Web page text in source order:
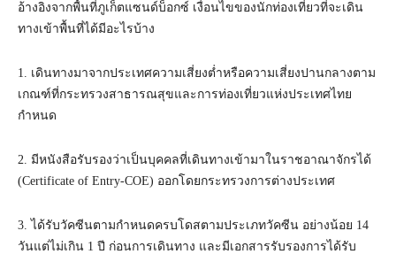
อ้างอิงจากพื้นที่ภูเก็ตแซนด์บ็อกซ์ เงื่อนไขของนักท่องเที่ยวที่จะเดิน
ทางเข้าพื้นที่ได้มีอะไรบ้าง
1. เดินทางมาจากประเทศความเสี่ยงต่ำหรือความเสี่ยงปานกลางตาม
เกณฑ์ที่กระทรวงสาธารณสุขและการท่องเที่ยวแห่งประเทศไทย
กำหนด
2. มีหนังสือรับรองว่าเป็นบุคคลที่เดินทางเข้ามาในราชอาณาจักรได้
(Certificate of Entry-COE) ออกโดยกระทรวงการต่างประเทศ
3. ได้รับวัคซีนตามกำหนดครบโดสตามประเภทวัคซีน อย่างน้อย 14
วันแต่ไม่เกิน 1 ปี ก่อนการเดินทาง และมีเอกสารรับรองการได้รับ